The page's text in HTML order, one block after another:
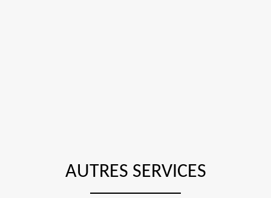
AUTRES SERVICES